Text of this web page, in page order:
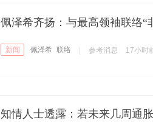
佩泽希齐扬：与最高领袖联络“
新闻 佩泽希 联络 参考消息 17小时
知情人士透露：若未来几周通